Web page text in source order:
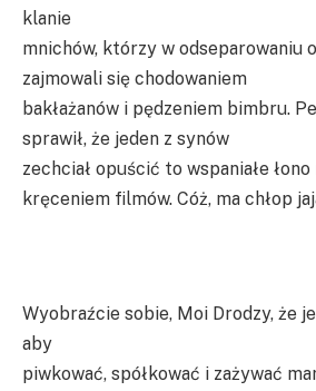
klanie
mnichów, którzy w odseparowaniu
zajmowali się chodowaniem
bakłażanów i pędzeniem bimbru.
sprawił, że jeden z synów
zechciał opuścić to wspaniałe
kręceniem filmów. Cóż, ma chłop
Wyobraźcie sobie, Moi Drodzy, że
aby
piwkować, spółkować i zażywać